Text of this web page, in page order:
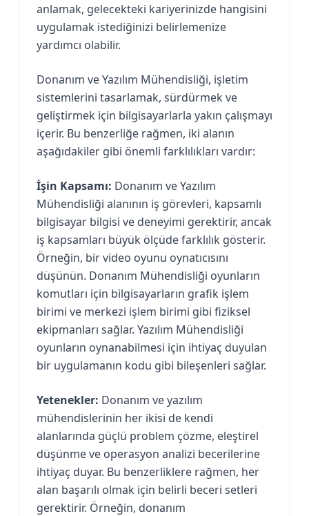
anlamak, gelecekteki kariyerinizde hangisini
uygulamak istediğinizi belirlemenize
yardımcı olabilir.
Donanım ve Yazılım Mühendisliği, işletim
sistemlerini tasarlamak, sürdürmek ve
geliştirmek için bilgisayarlarla yakın çalışmayı
içerir. Bu benzerliğe rağmen, iki alanın
aşağıdakiler gibi önemli farklılıkları vardır:
İşin Kapsamı: Donanım ve Yazılım
Mühendisliği alanının iş görevleri, kapsamlı
bilgisayar bilgisi ve deneyimi gerektirir, ancak
iş kapsamları büyük ölçüde farklılık gösterir.
Örneğin, bir video oyunu oynatıcısını
düşünün. Donanım Mühendisliği oyunların
komutları için bilgisayarların grafik işlem
birimi ve merkezi işlem birimi gibi fiziksel
ekipmanları sağlar. Yazılım Mühendisliği
oyunların oynanabilmesi için ihtiyaç duyulan
bir uygulamanın kodu gibi bileşenleri sağlar.
Yetenekler: Donanım ve yazılım
mühendislerinin her ikisi de kendi
alanlarında güçlü problem çözme, eleştirel
düşünme ve operasyon analizi becerilerine
ihtiyaç duyar. Bu benzerliklere rağmen, her
alan başarılı olmak için belirli beceri setleri
gerektirir. Örneğin, donanım